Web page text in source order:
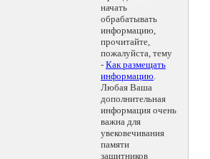
начать
обрабатывать
информацию,
прочитайте,
пожалуйста, тему
- Как размещать
информацию.
Любая Ваша
дополнительная
информация очень
важна для
увековечивания
памяти
защитников